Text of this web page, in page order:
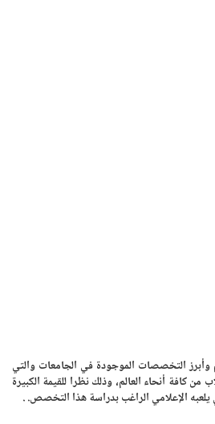
التخصصات الموجودة في الجامعات والتي
كافة أنحاء العالم، وذلك نظرا للقيمة الكبيرة
يلعبه الإعلامي الراغب بدراسة هذا التخصص. .